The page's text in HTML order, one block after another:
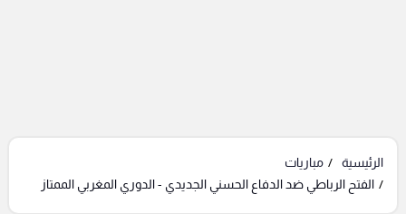
الرئيسية
مباريات
الفتح الرباطي ضد الدفاع الحسني الجديدي - الدوري المغربي الممتاز